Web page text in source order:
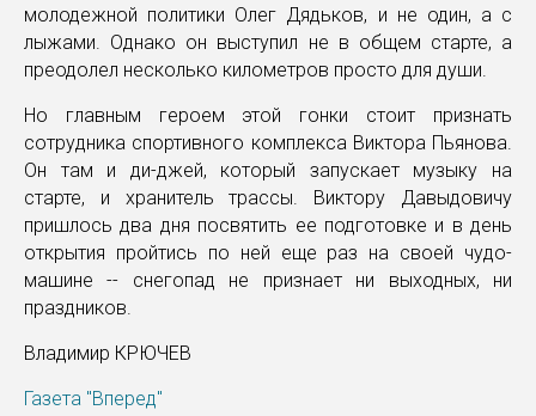
молодежной политики Олег Дядьков, и не один, а с
лыжами. Однако он выступил не в общем старте, а
преодолел несколько километров просто для души.
Но главным героем этой гонки стоит признать
сотрудника спортивного комплекса Виктора Пьянова.
Он там и ди-джей, который запускает музыку на
старте, и хранитель трассы. Виктору Давыдовичу
пришлось два дня посвятить ее подготовке и в день
открытия пройтись по ней еще раз на своей чудо-
машине -- снегопад не признает ни выходных, ни
праздников.
Владимир КРЮЧЕВ
Газета "Вперед"